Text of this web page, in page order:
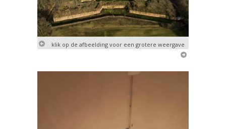
klik op de afbeelding voor een grotere weergave